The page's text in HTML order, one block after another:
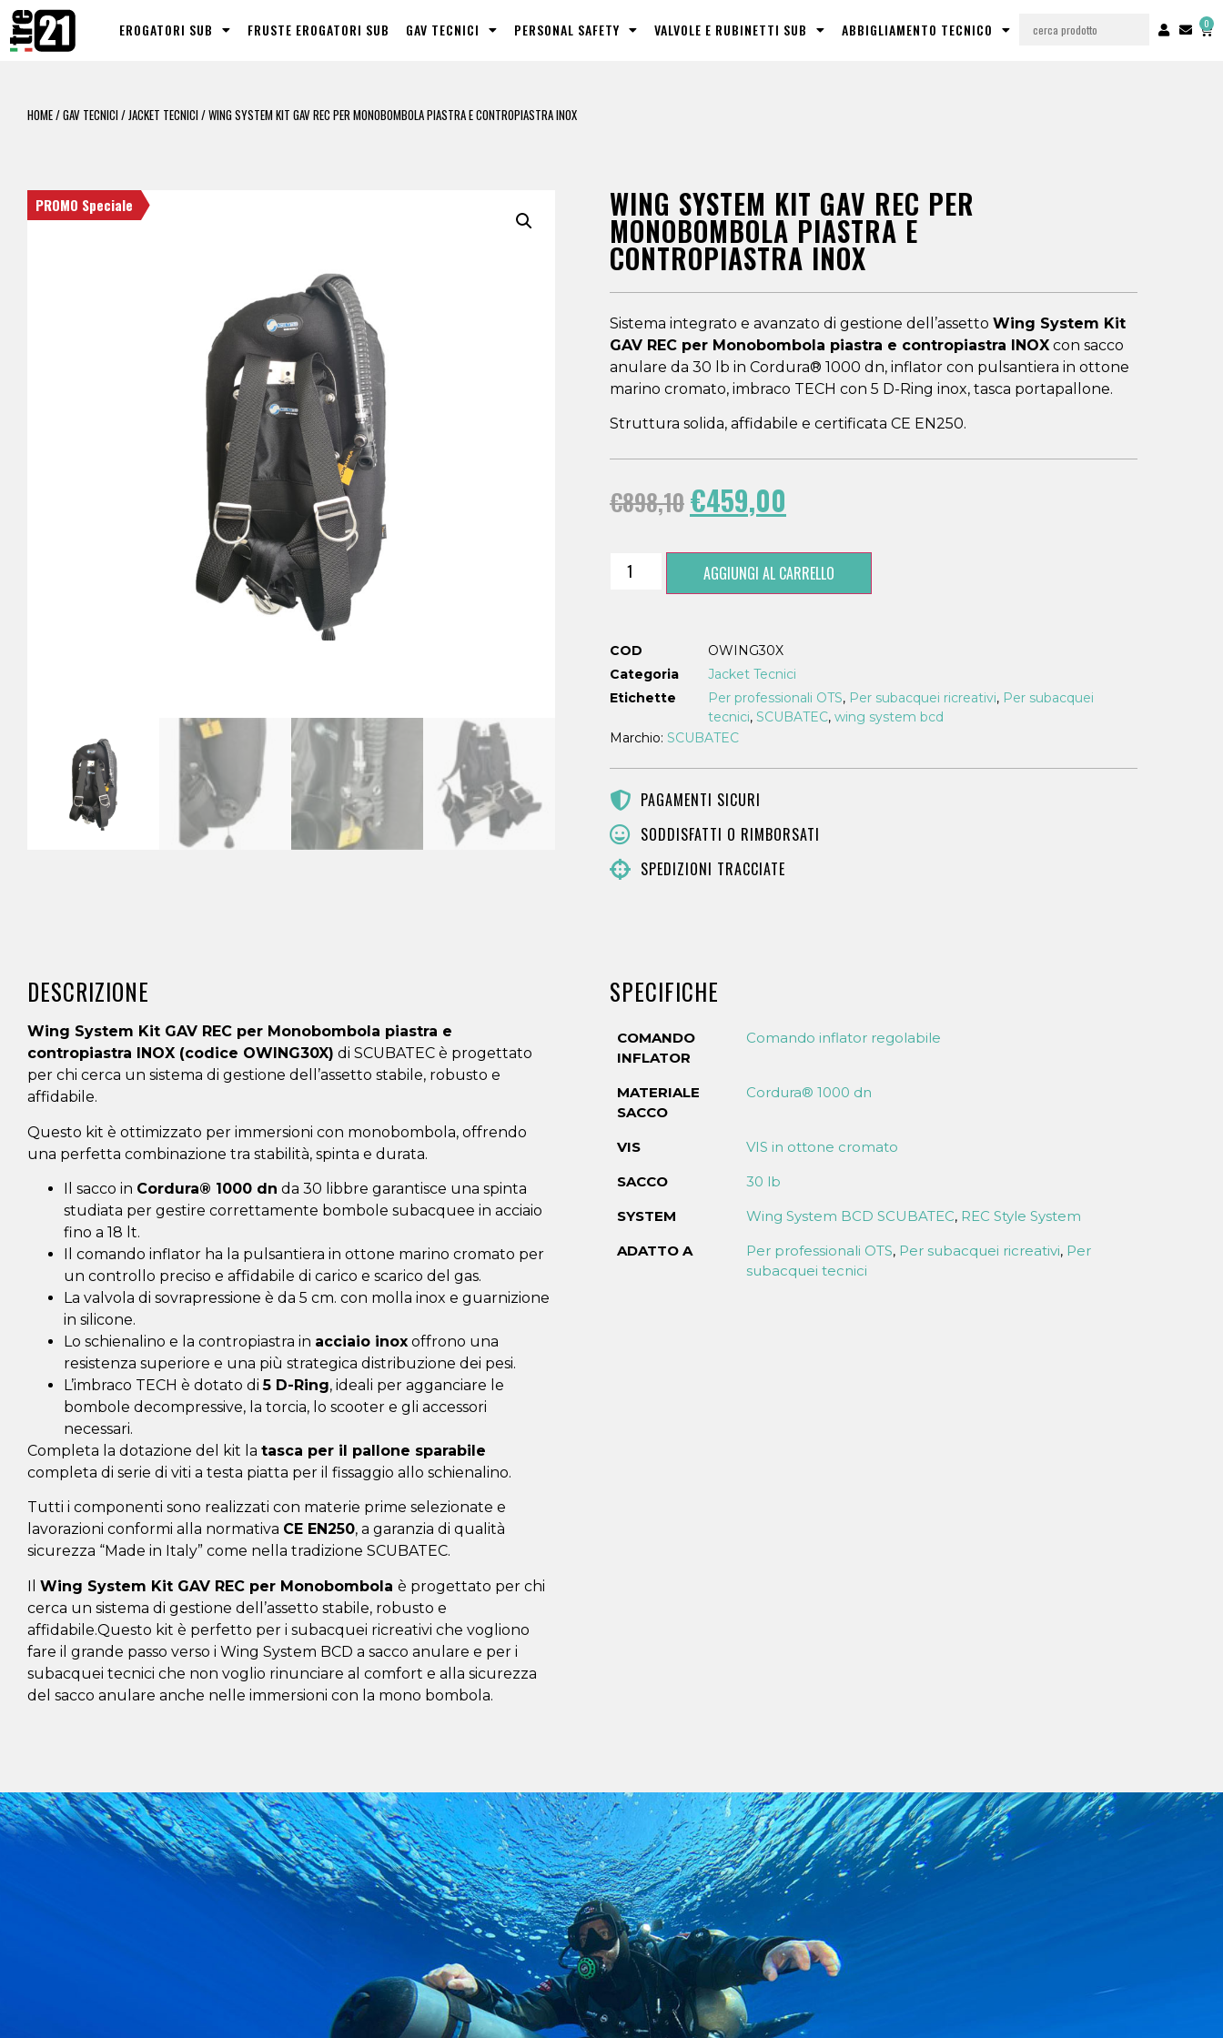
EROGATORI SUB FRUSTE EROGATORI SUB GAV TECNICI PERSONAL SAFETY VALVOLE E RUBINETTI SUB ABBIGLIAMENTO TECNICO 0
HOME/GAV TECNICI/JACKET TECNICI/ WING SYSTEM KIT GAV REC PER MONOBOMBOLA PIASTRA E CONTROPIASTRA INOX
PROMO Speciale WING SYSTEM KIT GAV REC PER
MONOBOMBOLA PIASTRA E
CONTROPIASTRA INOX
Sistema integrato e avanzato di gestione dell’assetto Wing System Kit
GAV REC per Monobombola piastra e contropiastra INOX con sacco
anulare da 30 lb in Cordura® 1000 dn, inflator con pulsantiera in ottone
marino cromato, imbraco TECH con 5 D-Ring inox, tasca portapallone.
Struttura solida, affidabile e certificata CE EN250.
€898,10€459,00
AGGIUNGI AL CARRELLO
COD
OWING30X
Categoria
Jacket Tecnici
Etichette
Per professionali OTS, Per subacquei ricreativi, Per subacquei
tecnici, SCUBATEC, wing system bcd
Marchio: SCUBATEC
PAGAMENTI SICURI
SODDISFATTI O RIMBORSATI
SPEDIZIONI TRACCIATE
DESCRIZIONE
Wing System Kit GAV REC per Monobombola piastra e
contropiastra INOX (codice OWING30X) di SCUBATEC è progettato
per chi cerca un sistema di gestione dell’assetto stabile, robusto e
affidabile.
Questo kit è ottimizzato per immersioni con monobombola, offrendo
una perfetta combinazione tra stabilità, spinta e durata.
Il sacco in Cordura® 1000 dn da 30 libbre garantisce una spinta
studiata per gestire correttamente bombole subacquee in acciaio
fino a 18 lt.
Il comando inflator ha la pulsantiera in ottone marino cromato per
un controllo preciso e affidabile di carico e scarico del gas.
La valvola di sovrapressione è da 5 cm. con molla inox e guarnizione
in silicone.
Lo schienalino e la contropiastra in acciaio inox offrono una
resistenza superiore e una più strategica distribuzione dei pesi.
L’imbraco TECH è dotato di5 D-Ring, ideali per agganciare le
bombole decompressive, la torcia, lo scooter e gli accessori
necessari.
Completa la dotazione del kit la tasca per il pallone sparabile
completa di serie di viti a testa piatta per il fissaggio allo schienalino.
Tutti i componenti sono realizzati con materie prime selezionate e
lavorazioni conformi alla normativa CE EN250, a garanzia di qualità
sicurezza “Made in Italy” come nella tradizione SCUBATEC.
Il Wing System Kit GAV REC per Monobombola è progettato per chi
cerca un sistema di gestione dell’assetto stabile, robusto e
affidabile.Questo kit è perfetto per i subacquei ricreativi che vogliono
fare il grande passo verso i Wing System BCD a sacco anulare e per i
subacquei tecnici che non voglio rinunciare al comfort e alla sicurezza
del sacco anulare anche nelle immersioni con la mono bombola.
SPECIFICHE
COMANDO
INFLATOR
Comando inflator regolabile
MATERIALE
SACCO
Cordura® 1000 dn
VIS
VIS in ottone cromato
SACCO
30 lb
SYSTEM
Wing System BCD SCUBATEC, REC Style System
ADATTO A
Per professionali OTS, Per subacquei ricreativi, Per
subacquei tecnici